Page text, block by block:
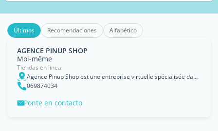
Últimos Recomendaciones Alfabético
AGENCE PINUP SHOP
Moi-même
Tiendas en linea
Agence Pinup Shop est une entreprise virtuelle spécialisée dans la vente, de bien immobiliers, automobiles en passant par divers articles du quotidien.Page disponible sur Facebook, Instag, Brazzaville
069874034
Ponte en contacto